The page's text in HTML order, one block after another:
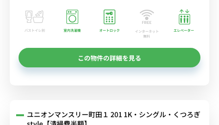
バストイレ別 室内洗濯機 オートロック
インターネット
無料
エレベーター
この物件の詳細を見る
ユニオンマンスリー町田１ 201 1K・シングル・くつろぎ